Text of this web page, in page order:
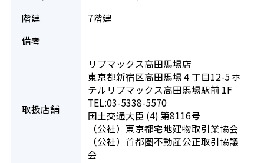
階建
7階建
備考
取扱店舗
リブマックス高田馬場店
東京都新宿区高田馬場４丁目12-5 ホ
テルリブマックス高田馬場駅前 1F
TEL:03-5338-5570
国土交通大臣 (4) 第8116号
（公社）東京都宅地建物取引業協会
（公社）首都圏不動産公正取引協議
会